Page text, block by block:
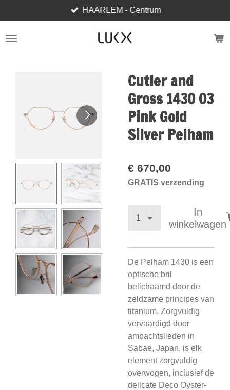
direct
naar
HAARLEM - Centrum
Cutler and
Gross 1430 03
Pink Gold
Silver Pelham
€ 670,00
GRATIS verzending
In
winkelwagen
De Pelham 1430 is een
optische bril
belichaamd door de
zeldzame principes van
titanium. Zorgvuldig
vervaardigd door
ambachtslieden in
Sabae, Japan, is elk
element zorgvuldig
overwogen, inclusief de
delicate Deco Oyster-